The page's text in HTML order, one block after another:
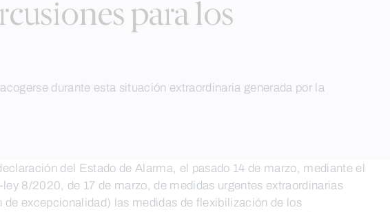
para los
durante esta situación extraordinaria generada por la
del Estado de Alarma, el pasado 14 de marzo, mediante el
8/2020, de 17 de marzo, de medidas urgentes extraordinarias
excepcionalidad) las medidas de flexibilización de los